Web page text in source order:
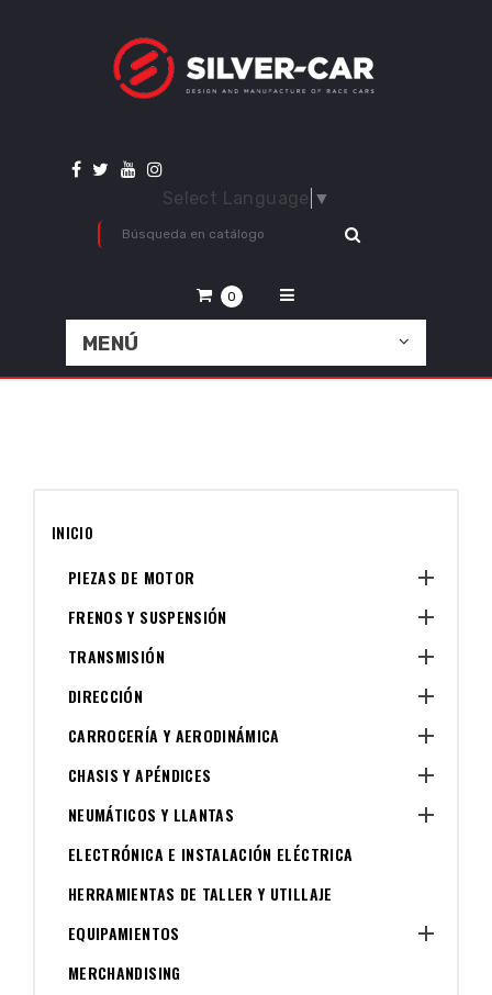
Select Language ▼
0
MENÚ
INICIO
PIEZAS DE MOTOR

FRENOS Y SUSPENSIÓN 
TRANSMISIÓN 
DIRECCIÓN 
CARROCERÍA Y AERODINÁMICA 
CHASIS Y APÉNDICES 
NEUMÁTICOS Y LLANTAS 
ELECTRÓNICA E INSTALACIÓN ELÉCTRICA
HERRAMIENTAS DE TALLER Y UTILLAJE
EQUIPAMIENTOS

MERCHANDISING